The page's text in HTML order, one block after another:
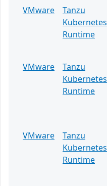
VMware
Tanzu
Kubernetes
Runtime
VMware
Tanzu
Kubernetes
Runtime
VMware
Tanzu
Kubernetes
Runtime